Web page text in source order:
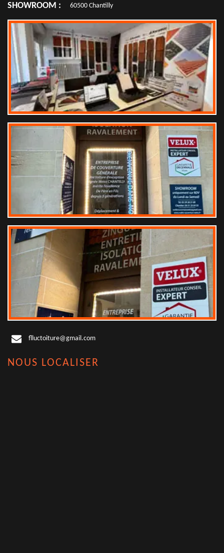
SHOWROOM :
60500 Chantilly
flluctoiture@gmail.com
NOUS LOCALISER